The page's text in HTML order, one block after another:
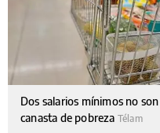
Dos salarios mínimos no
canasta de pobreza Télam